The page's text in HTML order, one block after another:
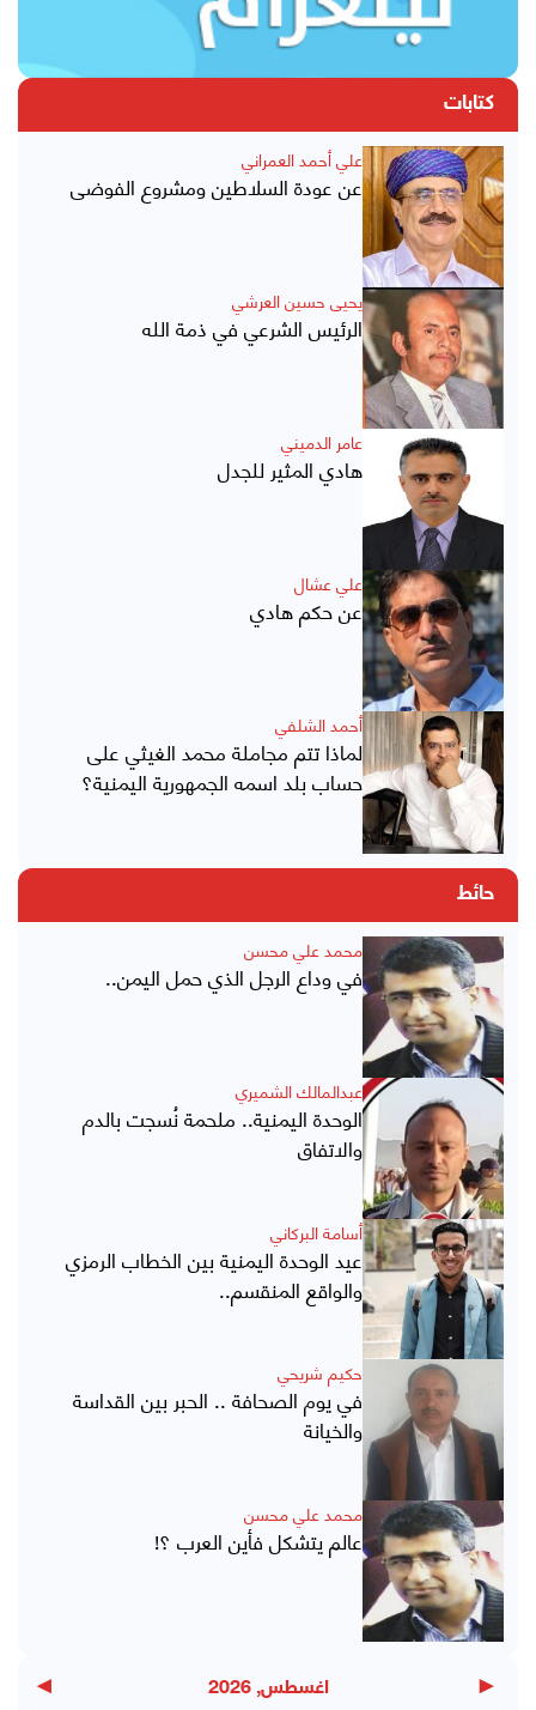
كتابات
علي أحمد العمراني
عن عودة السلاطين ومشروع الفوضى
يحيى حسين العرشي
الرئيس الشرعي في ذمة الله
عامر الدميني
هادي المثير للجدل
علي عشال
عن حكم هادي
أحمد الشلفي
لماذا تتم مجاملة محمد الغيثي على
حساب بلد اسمه الجمهورية اليمنية؟
حائط
محمد علي محسن
في وداع الرجل الذي حمل اليمن..
عبدالمالك الشميري
الوحدة اليمنية.. ملحمة نُسجت بالدم
والاتفاق
أسامة البركاني
عيد الوحدة اليمنية بين الخطاب الرمزي
والواقع المنقسم..
حكيم شريحي
في يوم الصحافة .. الحبر بين القداسة
والخيانة
محمد علي محسن
عالم يتشكل فأين العرب ؟!
◀ اغسطس, 2026 ▶